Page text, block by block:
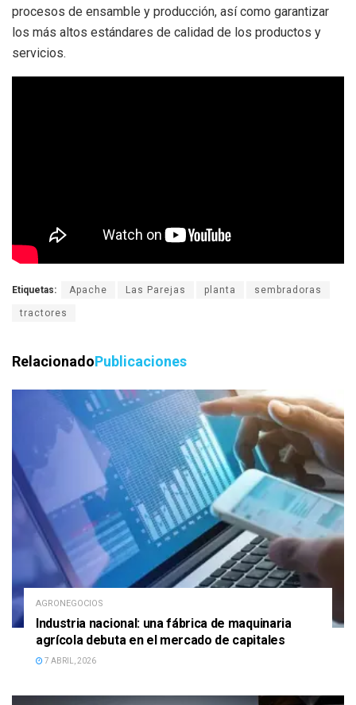
procesos de ensamble y producción, así como garantizar
los más altos estándares de calidad de los productos y
servicios.
Etiquetas: Apache Las Parejas planta sembradoras
tractores
RelacionadoPublicaciones
AGRONEGOCIOS
Industria nacional: una fábrica de maquinaria
agrícola debuta en el mercado de capitales
7 ABRIL, 2026